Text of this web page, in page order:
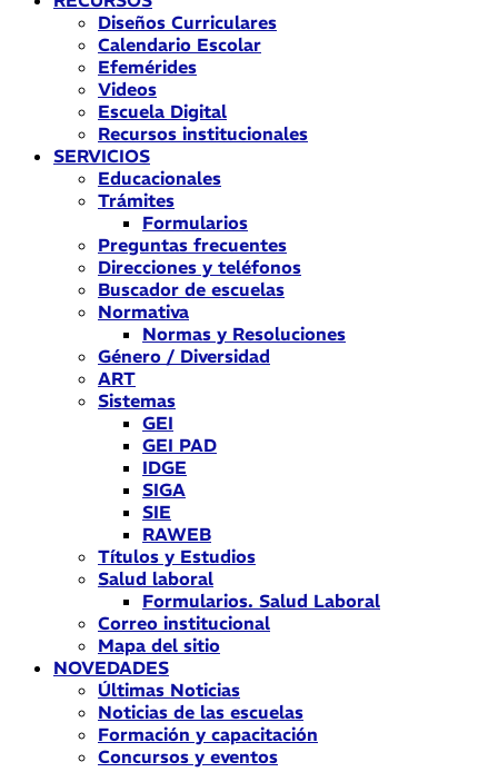
Diseños Curriculares
Calendario Escolar
Efemérides
Videos
Escuela Digital
Recursos institucionales
SERVICIOS
Educacionales
Trámites
Formularios
Preguntas frecuentes
Direcciones y teléfonos
Buscador de escuelas
Normativa
Normas y Resoluciones
Género / Diversidad
ART
Sistemas
GEI
GEI PAD
IDGE
SIGA
SIE
RAWEB
Títulos y Estudios
Salud laboral
Formularios. Salud Laboral
Correo institucional
Mapa del sitio
NOVEDADES
Últimas Noticias
Noticias de las escuelas
Formación y capacitación
Concursos y eventos